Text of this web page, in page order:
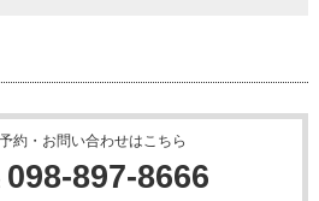
約・お問い合わせはこちら
098-897-8666